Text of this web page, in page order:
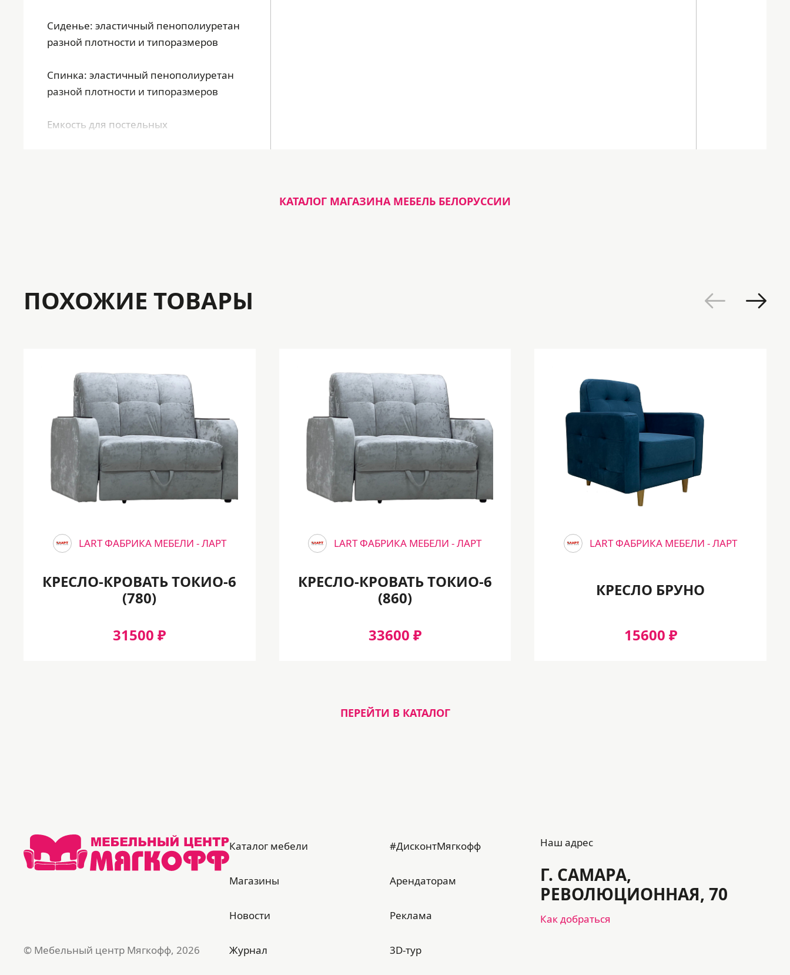
Сиденье: эластичный пенополиуретан
разной плотности и типоразмеров
Спинка: эластичный пенополиуретан
разной плотности и типоразмеров
Емкость для постельных
КАТАЛОГ МАГАЗИНА МЕБЕЛЬ БЕЛОРУССИИ
ПОХОЖИЕ ТОВАРЫ
LART ФАБРИКА МЕБЕЛИ - ЛАРТ
КРЕСЛО-КРОВАТЬ ТОКИО-6
(780)
31500 ₽
LART ФАБРИКА МЕБЕЛИ - ЛАРТ
КРЕСЛО-КРОВАТЬ ТОКИО-6
(860)
33600 ₽
LART ФАБРИКА МЕБЕЛИ - ЛАРТ
КРЕСЛО БРУНО
15600 ₽
ПЕРЕЙТИ В КАТАЛОГ
© Мебельный центр Мягкофф, 2026
Каталог мебели
Магазины
Новости
Журнал
#ДисконтМягкофф
Арендаторам
Реклама
3D-тур
Наш адрес
Г. САМАРА,
РЕВОЛЮЦИОННАЯ, 70
Как добраться